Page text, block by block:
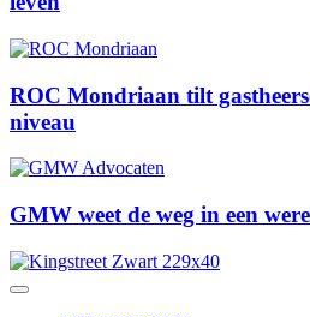
ROC Mondriaan tilt
niveau
GMW weet de weg in een